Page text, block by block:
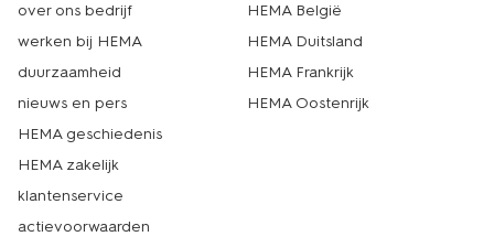
over ons bedrijf
werken bij HEMA
duurzaamheid
nieuws en pers
HEMA geschiedenis
HEMA zakelijk
klantenservice
actievoorwaarden
HEMA België
HEMA Duitsland
HEMA Frankrijk
HEMA Oostenrijk